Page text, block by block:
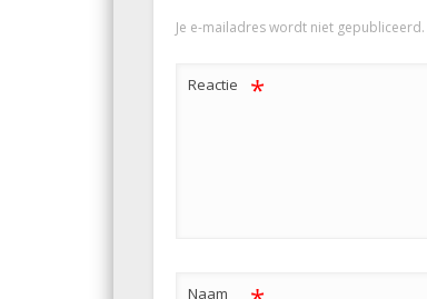
Je e-mailadres wordt niet gepubliceerd.
Reactie *
Naam